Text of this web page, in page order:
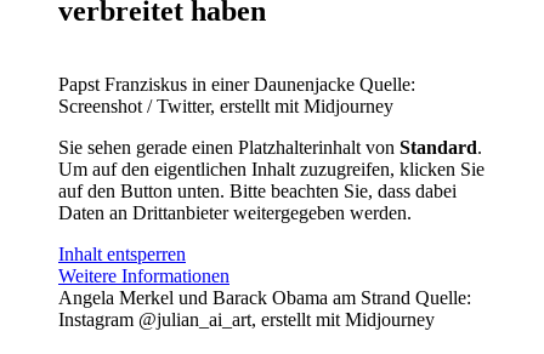
verbreitet haben
Papst Franziskus in einer Daunenjacke Quelle:
Screenshot / Twitter, erstellt mit Midjourney
Sie sehen gerade einen Platzhalterinhalt von Standard.
Um auf den eigentlichen Inhalt zuzugreifen, klicken Sie
auf den Button unten. Bitte beachten Sie, dass dabei
Daten an Drittanbieter weitergegeben werden.
Inhalt entsperren
Weitere Informationen
Angela Merkel und Barack Obama am Strand Quelle:
Instagram @julian_ai_art, erstellt mit Midjourney